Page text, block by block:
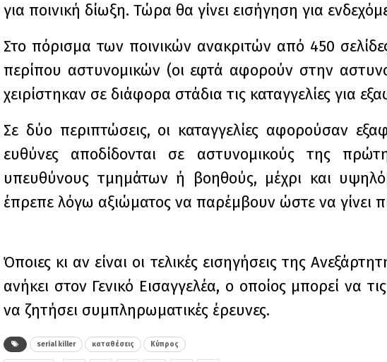
για ποινική δίωξη. Τώρα θα γίνει εισήγηση για
Στο πόρισμα των ποινικών ανακριτών από 450
περίπου αστυνομικών (οι εφτά αφορούν στην
χειρίστηκαν σε διάφορα στάδια τις καταγγελίες για
Σε δύο περιπτώσεις, οι καταγγελίες αφορούσαν
ευθύνες αποδίδονται σε αστυνομικούς της
υπευθύνους τμημάτων ή βοηθούς, μέχρι και
έπρεπε λόγω αξιώματος να παρέμβουν ώστε να γίνει
Όποιες κι αν είναι οι τελικές εισηγήσεις της
ανήκει στον Γενικό Εισαγγελέα, ο οποίος μπορεί να
να ζητήσει συμπληρωματικές έρευνες.
serial killer καταθέσεις Κύπρος